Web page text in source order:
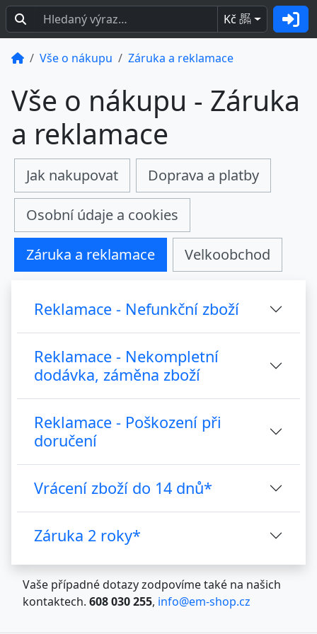
Kč BEZ
DPH
Vše o nákupu Záruka a reklamace
Vše o nákupu - Záruka
a reklamace
Jak nakupovat Doprava a platby
Osobní údaje a cookies
Záruka a reklamace Velkoobchod
Reklamace - Nefunkční zboží
Reklamace - Nekompletní
dodávka, záměna zboží
Reklamace - Poškození při
doručení
Vrácení zboží do 14 dnů*
Záruka 2 roky*
Vaše případné dotazy zodpovíme také na našich
kontaktech. 608 030 255, info@em-shop.cz